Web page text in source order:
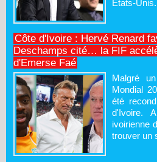
États-
Côte d'Ivoire : Hervé Renard
Deschamps cité… la FIF
d'Emerse Faé
Malgré
Mondial
été
d'Ivoire.
ivoirienne
trouver un